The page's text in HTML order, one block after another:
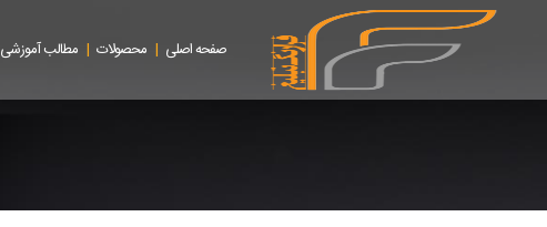
صفحه اصلی | محصولات | مطالب آموزشی